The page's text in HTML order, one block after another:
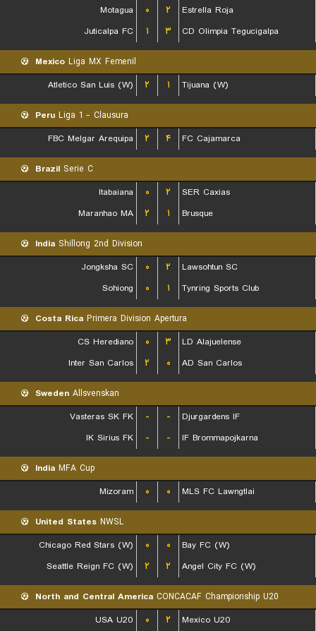
Motagua
۰ ۲
Estrella Roja
Juticalpa FC
۱ ۳ CD Olimpia Tegucigalpa
Mexico Liga MX Femenil
Atletico San Luis (W)
۲ ۱ Tijuana (W)
Peru Liga 1 - Clausura
FBC Melgar Arequipa
۲ ۴ FC Cajamarca
Brazil Serie C
Itabaiana
۰ ۲
SER Caxias
Maranhao MA
۲ ۱ Brusque
India Shillong 2nd Division
Jongksha SC
۰ ۲
Lawsohtun SC
Sohiong
۰ ۱ Tynring Sports Club
Costa Rica Primera Division Apertura
CS Herediano
۰ ۳
LD Alajuelense
Inter San Carlos
۲ ۰ AD San Carlos
Sweden Allsvenskan
Vasteras SK FK
- -
Djurgardens IF
IK Sirius FK
- - IF Brommapojkarna
India MFA Cup
Mizoram
۰ ۰ MLS FC Lawngtlai
United States NWSL
Chicago Red Stars (W)
۰ ۰
Bay FC (W)
Seattle Reign FC (W)
۲ ۲ Angel City FC (W)
North and Central America CONCACAF Championship U20
USA U20
۰ ۲ Mexico U20